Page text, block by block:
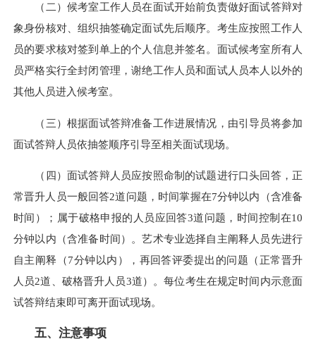
（二）候考室工作人员在面试开始前负责做好面试答辩对
象身份核对、组织抽签确定面试先后顺序。考生应按照工作人
员的要求核对签到单上的个人信息并签名。面试候考室所有人
员严格实行全封闭管理，谢绝工作人员和面试人员本人以外的
其他人员进入候考室。
（三）根据面试答辩准备工作进展情况，由引导员将参加
面试答辩人员依抽签顺序引导至相关面试现场。
（四）面试答辩人员应按照命制的试题进行口头回答，正
常晋升人员一般回答2道问题，时间掌握在7分钟以内（含准备
时间）；属于破格申报的人员应回答3道问题，时间控制在10
分钟以内（含准备时间）。艺术专业选择自主阐释人员先进行
自主阐释（7分钟以内），再回答评委提出的问题（正常晋升
人员2道、破格晋升人员3道）。每位考生在规定时间内示意面
试答辩结束即可离开面试现场。
五、注意事项